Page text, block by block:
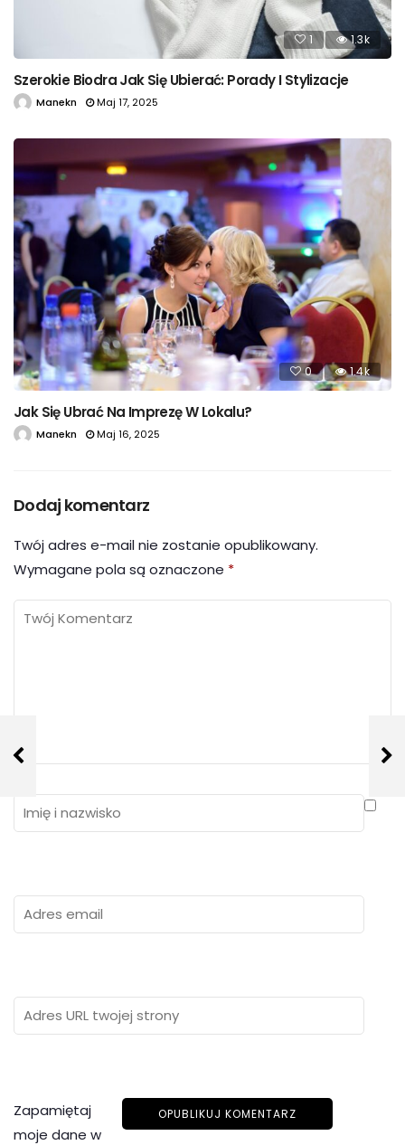
1 1.3k
Szerokie Biodra Jak Się Ubierać: Porady I Stylizacje
Manekn Maj 17, 2025
0 1.4k
Jak Się Ubrać Na Imprezę W Lokalu?
Manekn Maj 16, 2025
Dodaj komentarz
Twój adres e-mail nie zostanie opublikowany.
Wymagane pola są oznaczone *
Zapamiętaj
moje dane w